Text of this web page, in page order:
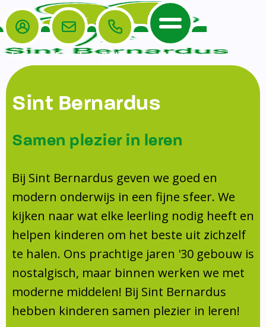
Home
De School
Veiligheidsplan
Onderwijs
Leerlingenraad
Leerlingenzorg
Doorstroomtoets
Jeugdprofessional op school
Centrum Jeugd en Gezin
Schoollogopedie
schoolondersteuningsprofiel
Schooltijden
Absentie
Vakanties
Aanmelden
Het Team
Ouders
Ouders
TussenSchoolse Opvang (TSO)
Ouderraad (OR)
Medezeggenschapsraad (MR)
Formulieren
Klachtenregeling
Contact
Login E-mail Bellen Menu
Sint Bernardus
Samen plezier in leren
Bij Sint Bernardus geven we goed en
modern onderwijs in een fijne sfeer. We
kijken naar wat elke leerling nodig heeft en
helpen kinderen om het beste uit zichzelf
te halen. Ons prachtige jaren '30 gebouw is
nostalgisch, maar binnen werken we met
moderne middelen! Bij Sint Bernardus
hebben kinderen samen plezier in leren!